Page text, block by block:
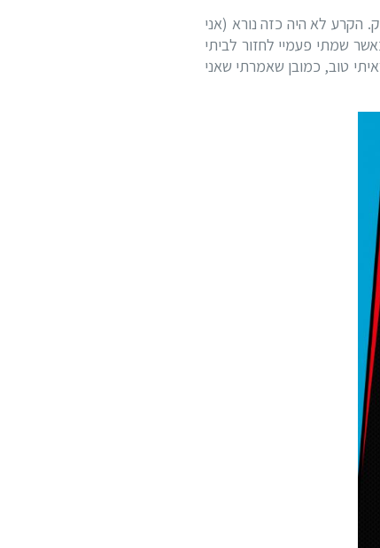
הקרע לא היה כזה נורא (אני
שמתי פעמיי לחזור לביתי
נראיתי טוב, כמובן שאמרתי שאני